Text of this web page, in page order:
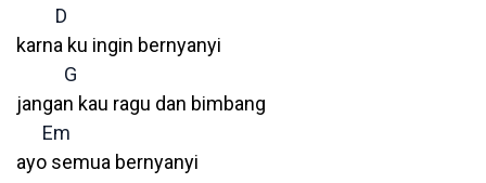
D
karna ku ingin bernyanyi
G
jangan kau ragu dan bimbang
Em
ayo semua bernyanyi